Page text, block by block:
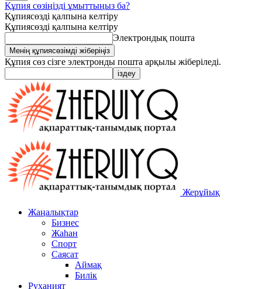
Құпия сөзіңізді ұмыттыңыз ба?
Құпиясөзді қалпына келтіру
Құпиясөзді қалпына келтіру
Электрондық пошта
Құпия сөз сізге электронды пошта арқылы жіберіледі.
Жерұйық
Жаңалықтар
Бизнес
Жаһан
Спорт
Саясат
Аймақ
Билік
Руханият